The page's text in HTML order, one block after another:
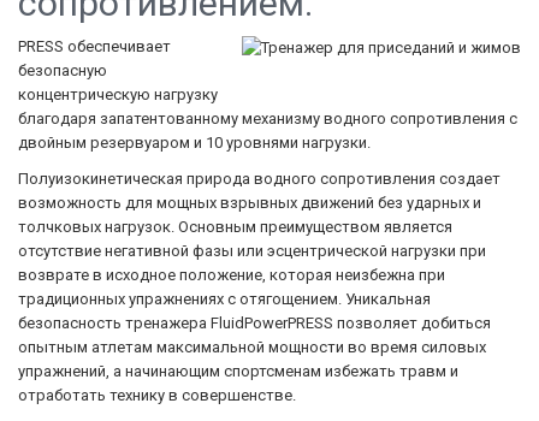
PRESS обеспечивает
безопасную
концентрическую нагрузку
благодаря запатентованному механизму водного сопротивления с
двойным резервуаром и 10 уровнями нагрузки.
Полуизокинетическая природа водного сопротивления создает
возможность для мощных взрывных движений без ударных и
толчковых нагрузок. Основным преимуществом является
отсутствие негативной фазы или эсцентрической нагрузки при
возврате в исходное положение, которая неизбежна при
традиционных упражнениях с отягощением. Уникальная
безопасность тренажера FluidPowerPRESS позволяет добиться
опытным атлетам максимальной мощности во время силовых
упражнений, а начинающим спортсменам избежать травм и
отработать технику в совершенстве.